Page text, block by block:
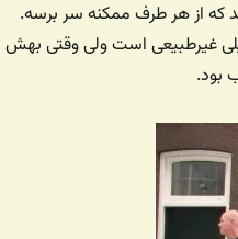
که از هر طرف ممکنه سر برسه.
غیرطبیعی است ولی وقتی بهش
بود.